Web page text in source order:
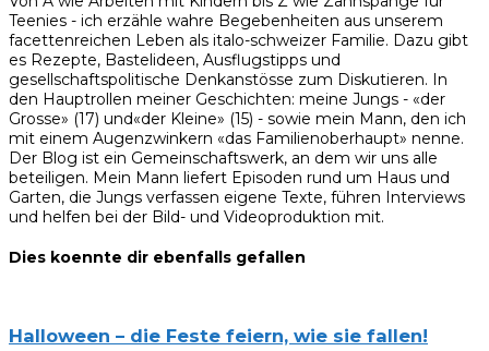
Teenies - ich erzähle wahre Begebenheiten aus unserem
facettenreichen Leben als italo-schweizer Familie. Dazu gibt
es Rezepte, Bastelideen, Ausflugstipps und
gesellschaftspolitische Denkanstösse zum Diskutieren. In
den Hauptrollen meiner Geschichten: meine Jungs - «der
Grosse» (17) und«der Kleine» (15) - sowie mein Mann, den ich
mit einem Augenzwinkern «das Familienoberhaupt» nenne.
Der Blog ist ein Gemeinschaftswerk, an dem wir uns alle
beteiligen. Mein Mann liefert Episoden rund um Haus und
Garten, die Jungs verfassen eigene Texte, führen Interviews
und helfen bei der Bild- und Videoproduktion mit.
Dies koennte dir ebenfalls gefallen
Halloween – die Feste feiern, wie sie fallen!